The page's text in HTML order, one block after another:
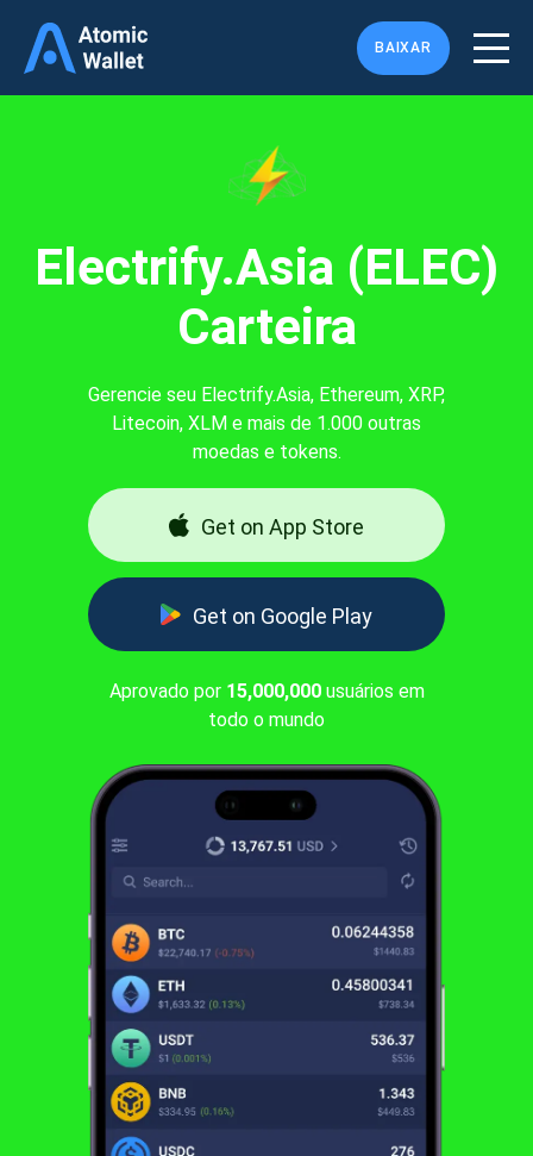
BAIXAR
Electrify.Asia (ELEC)
Carteira
Gerencie seu Electrify.Asia, Ethereum, XRP,
Litecoin, XLM e mais de 1.000 outras
moedas e tokens.
Get on App Store
Get on Google Play
Aprovado por 15,000,000usuários em
todo o mundo